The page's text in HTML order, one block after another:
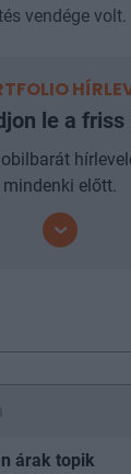
vendége volt.
le a
mindenki előtt.
árak topik